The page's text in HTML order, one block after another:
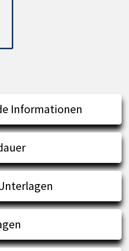
Informationen